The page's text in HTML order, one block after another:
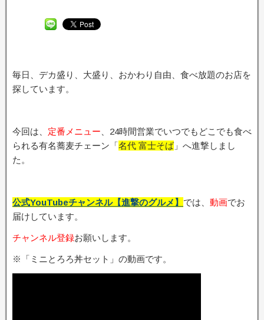
毎日、デカ盛り、大盛り、おかわり自由、食べ放題のお店を
探しています。
今回は、 定番メニュー 、24時間営業でいつでもどこでも食べ
られる有名蕎麦チェーン「名代 富士そば」へ進撃しまし
た。
公式YouTubeチャンネル【進撃のグルメ】 では、 動画でお
届けしています。
チャンネル登録お願いします。
※「ミニとろろ丼セット」の動画です。